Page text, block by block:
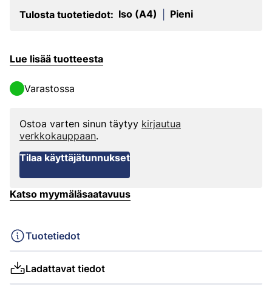
Tulosta tuotetiedot: Iso (A4) Pieni
Lue lisää tuotteesta
Varastossa
Ostoa varten sinun täytyy kirjautua
verkkokauppaan.
Tilaa käyttäjätunnukset
Katso myymäläsaatavuus
Tuotetiedot
Ladattavat tiedot